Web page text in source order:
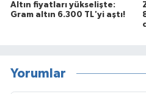
Altın fiyatları yükselişte:
Gram altın 6.300 TL'yi aştı!
Yorumlar